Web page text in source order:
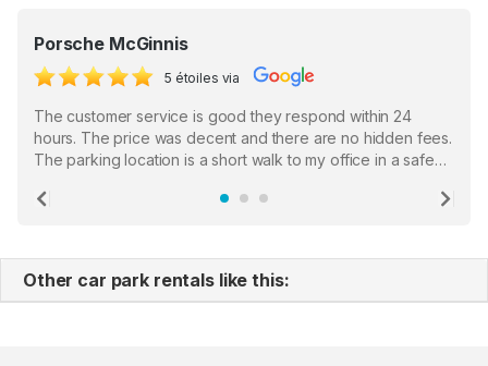
Porsche McGinnis
5 étoiles via
The customer service is good they respond within 24
hours. The price was decent and there are no hidden fees.
The parking location is a short walk to my office in a safe
the staff who serve as a third party in distributing the
Previous
Other car park rentals like this: